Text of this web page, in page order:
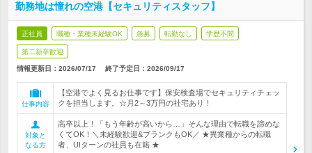
勤務地は憧れの空港【セキュリティスタッフ】
正社員 職種・業種未経験OK 急募 転勤なし 学歴不問
第二新卒歓迎
情報更新日：2026/07/17 終了予定日： 2026/09/17
仕事内容
【空港でよく見るお仕事です】保安検査場でセキュリティチェッ
クを担当します。☆月2～3万円の社宅あり！
対象と
なる方
高卒以上！「もう年齢が高いから…」そんな理由で転職を諦めな
くてOK！＼未経験歓迎&ブランクもOK／ ★異業種からの転職
者、UIターンの社員も在籍 ★